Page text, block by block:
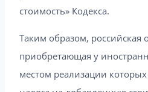
стоимость» Кодекса.
Таким образом, российская
приобретающая у
местом реализации